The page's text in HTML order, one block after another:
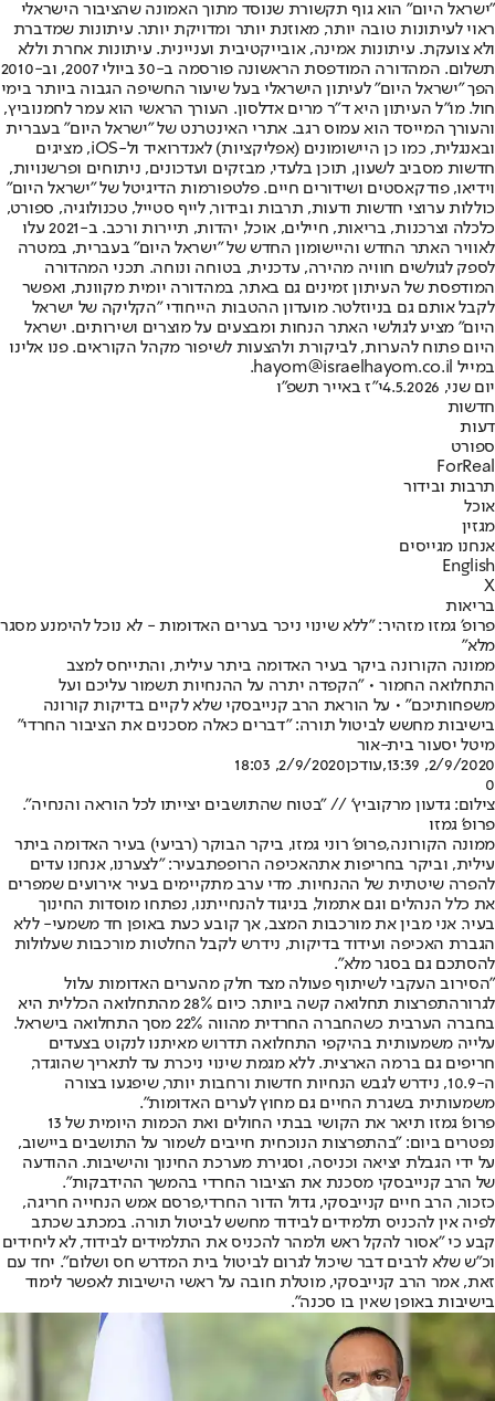
"ישראל היום" הוא גוף תקשורת שנוסד מתוך האמונה שהציבור הישראלי
ראוי לעיתונות טובה יותר, מאוזנת יותר ומדויקת יותר. עיתונות שמדברת
ולא צועקת. עיתונות אמינה, אובייקטיבית ועניינית. עיתונות אחרת וללא
תשלום. המהדורה המודפסת הראשונה פורסמה ב-30 ביולי 2007, וב-2010
הפך "ישראל היום" לעיתון הישראלי בעל שיעור החשיפה הגבוה ביותר בימי
חול. מו"ל העיתון היא ד"ר מרים אדלסון. העורך הראשי הוא עמר לחמנוביץ,
והעורך המייסד הוא עמוס רגב. אתרי האינטרנט של "ישראל היום" בעברית
ובאנגלית, כמו כן היישומונים (אפליקציות) לאנדרואיד ול-iOS, מציגים
חדשות מסביב לשעון, תוכן בלעדי, מבזקים ועדכונים, ניתוחים ופרשנויות,
וידיאו, פודקאסטים ושידורים חיים. פלטפורמות הדיגיטל של "ישראל היום"
כוללות ערוצי חדשות ודעות, תרבות ובידור, לייף סטייל, טכנולוגיה, ספורט,
כלכלה וצרכנות, בריאות, חיילים, אוכל, יהדות, תיירות ורכב. ב-2021 עלו
לאוויר האתר החדש והיישומון החדש של "ישראל היום" בעברית, במטרה
לספק לגולשים חוויה מהירה, עדכנית, בטוחה ונוחה. תכני המהדורה
המודפסת של העיתון זמינים גם באתר, במהדורה יומית מקוונת, ואפשר
לקבל אותם גם בניוזלטר. מועדון ההטבות הייחודי "הקליקה של ישראל
היום" מציע לגולשי האתר הנחות ומבצעים על מוצרים ושירותים. ישראל
היום פתוח להערות, לביקורת ולהצעות לשיפור מקהל הקוראים. פנו אלינו
במייל hayom@israelhayom.co.il.
יום שני, 4.5.2026
י"ז באייר תשפ"ו
חדשות
דעות
ספורט
ForReal
תרבות ובידור
אוכל
מגזין
אנחנו מגייסים
English
X
בריאות
פרופ׳ גמזו מזהיר: "ללא שינוי ניכר בערים האדומות - לא נוכל להימנע מסגר
מלא"
ממונה הקורונה ביקר בעיר האדומה ביתר עילית, והתייחס למצב
התחלואה החמור • "הקפדה יתרה על ההנחיות תשמור עליכם ועל
משפחותיכם" • על הוראת הרב קנייבסקי שלא לקיים בדיקות קורונה
בישיבות מחשש לביטול תורה: "דברים כאלה מסכנים את הציבור החרדי"
מיטל יסעור בית-אור
2/9/2020, 13:39
,עודכן2/9/2020, 18:03
0
צילום: גדעון מרקוביץ' // "בטוח שהתושבים יצייתו לכל הוראה והנחיה".
פרופ' גמזו
ממונה הקורונה,פרופ' רוני גמזו, ביקר הבוקר (רביעי) בעיר האדומה ביתר
עילית, וביקר בחריפות אתהאכיפה הרופפתבעיר: "לצערנו, אנחנו עדים
להפרה שיטתית של ההנחיות. מדי ערב מתקיימים בעיר אירועים שמפרים
את כלל הנהלים וגם אתמול, בניגוד להנחייתנו, נפתחו מוסדות החינוך
בעיר. אני מבין את מורכבות המצב, אך קובע כעת באופן חד משמעי- ללא
הגברת האכיפה ועידוד בדיקות, נידרש לקבל החלטות מורכבות שעלולות
להסתכם גם בסגר מלא".
"הסירוב העקבי לשיתוף פעולה מצד חלק מהערים האדומות עלול
לגרורהתפרצות תחלואה קשה ביותר
. כיום 28% מהתחלואה הכללית היא
בחברה הערבית כשהחברה החרדית מהווה 22% מסך התחלואה בישראל.
עלייה משמעותית בהיקפי התחלואה תדרוש מאיתנו לנקוט בצעדים
חריפים גם ברמה הארצית. ללא מגמת שינוי ניכרת עד לתאריך שהוגדר,
ה-10.9, נידרש לגבש הנחיות חדשות ורחבות יותר, שיפגעו בצורה
משמעותית בשגרת החיים גם מחוץ לערים האדומות".
פרופ' גמזו תיאר את הקושי בבתי החולים ואת הכמות היומית של 13
נפטרים ביום: "בהתפרצות הנוכחית חייבים לשמור על התושבים ביישוב,
על ידי הגבלת יציאה וכניסה, וסגירת מערכת החינוך והישיבות. ההודעה
של הרב קנייבסקי מסכנת את הציבור החרדי בהמשך ההידבקות".
כזכור, הרב חיים קנייבסקי, גדול הדור החרדי,פרסם אמש הנחייה חריגה,
לפיה אין להכניס תלמידים לבידוד מחשש לביטול תורה. במכתב שכתב
קבע כי "אסור להקל ראש ולמהר להכניס את התלמידים לבידוד, לא ליחידים
וכ"ש שלא לרבים דבר שיכול לגרום לביטול בית המדרש חס ושלום". יחד עם
זאת, אמר הרב קנייבסקי, מוטלת חובה על ראשי הישיבות לאפשר לימוד
בישיבות באופן שאין בו סכנה".